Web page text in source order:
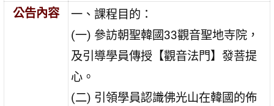
公告內容
一、課程目的：
(一) 參訪朝聖韓國33觀音聖地寺院，
及引導學員傳授【觀音法門】發菩提
心。
(二) 引領學員認識佛光山在韓國的佈